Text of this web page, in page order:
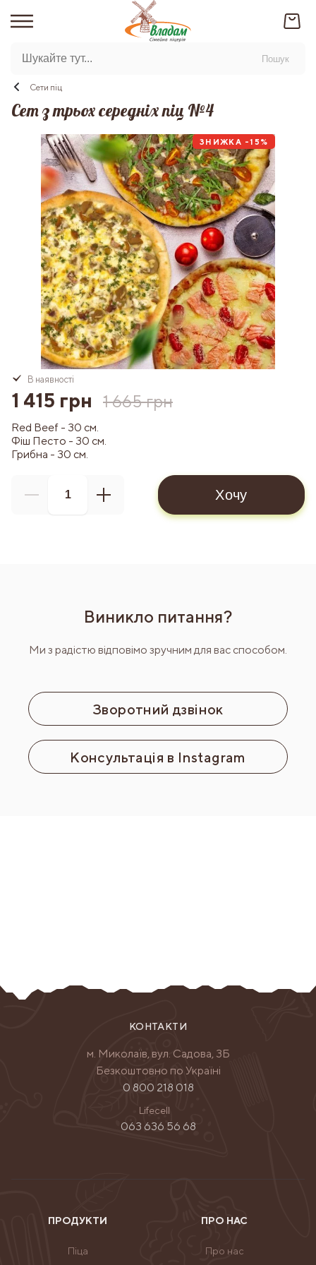
Пошук
Сети піц
Сет з трьох середніх піц №4
ЗНИЖКА -15%
В наявності
1 415 грн 1 665 грн
Red Beef - 30 см.
Фіш Песто - 30 см.
Грибна - 30 см.
Хочу
Виникло питання?
Ми з радістю відповімо зручним для вас способом.
Зворотний дзвінок
Консультація в Instagram
КОНТАКТИ
м. Миколаїв, вул. Садова, 3Б
Безкоштовно по Україні
0 800 218 018
Lifecell
063 636 56 68
ПРОДУКТИ
Піца
ПРО НАС
Про нас